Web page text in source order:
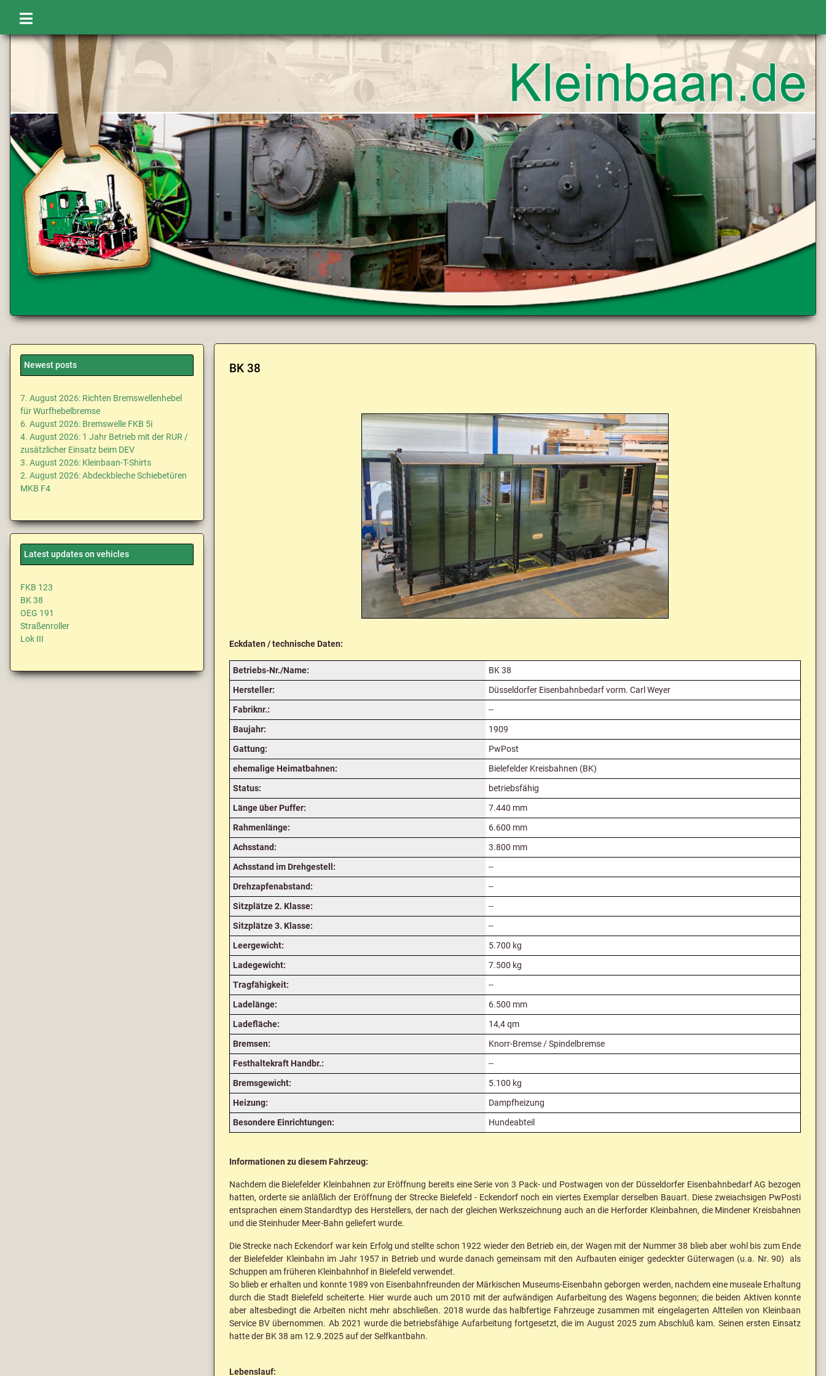
Newest posts
7. August 2026: Richten Bremswellenhebel
für Wurfhebelbremse
6. August 2026: Bremswelle FKB 5i
4. August 2026: 1 Jahr Betrieb mit der RUR /
zusätzlicher Einsatz beim DEV
3. August 2026: Kleinbaan-T-Shirts
2. August 2026: Abdeckbleche Schiebetüren
MKB F4
Latest updates on vehicles
FKB 123
BK 38
OEG 191
Straßenroller
Lok III
BK 38
Eckdaten / technische Daten:
Betriebs-Nr./Name:
BK 38
Hersteller:
Düsseldorfer Eisenbahnbedarf vorm. Carl Weyer
Fabriknr.:
--
Baujahr:
1909
Gattung:
PwPost
ehemalige Heimatbahnen:
Bielefelder Kreisbahnen (BK)
Status:
betriebsfähig
Länge über Puffer:
7.440 mm
Rahmenlänge:
6.600 mm
Achsstand:
3.800 mm
Achsstand im Drehgestell:
--
Drehzapfenabstand:
--
Sitzplätze 2. Klasse:
--
Sitzplätze 3. Klasse:
--
Leergewicht:
5.700 kg
Ladegewicht:
7.500 kg
Tragfähigkeit:
--
Ladelänge:
6.500 mm
Ladefläche:
14,4 qm
Bremsen:
Knorr-Bremse / Spindelbremse
Festhaltekraft Handbr.:
--
Bremsgewicht:
5.100 kg
Heizung:
Dampfheizung
Besondere Einrichtungen:
Hundeabteil
Informationen zu diesem Fahrzeug:
Nachdem die Bielefelder Kleinbahnen zur Eröffnung bereits eine Serie von 3 Pack- und Postwagen von der Düsseldorfer Eisenbahnbedarf AG bezogen
hatten, orderte sie anläßlich der Eröffnung der Strecke Bielefeld - Eckendorf noch ein viertes Exemplar derselben Bauart. Diese zweiachsigen PwPosti
entsprachen einem Standardtyp des Herstellers, der nach der gleichen Werkszeichnung auch an die Herforder Kleinbahnen, die Mindener Kreisbahnen
und die Steinhuder Meer-Bahn geliefert wurde.
Die Strecke nach Eckendorf war kein Erfolg und stellte schon 1922 wieder den Betrieb ein, der Wagen mit der Nummer 38 blieb aber wohl bis zum Ende
der Bielefelder Kleinbahn im Jahr 1957 in Betrieb und wurde danach gemeinsam mit den Aufbauten einiger gedeckter Güterwagen (u.a. Nr. 90) als
Schuppen am früheren Kleinbahnhof in Bielefeld verwendet.
So blieb er erhalten und konnte 1989 von Eisenbahnfreunden der Märkischen Museums-Eisenbahn geborgen werden, nachdem eine museale Erhaltung
durch die Stadt Bielefeld scheiterte. Hier wurde auch um 2010 mit der aufwändigen Aufarbeitung des Wagens begonnen; die beiden Aktiven konnte
aber altesbedingt die Arbeiten nicht mehr abschließen. 2018 wurde das halbfertige Fahrzeuge zusammen mit eingelagerten Altteilen von Kleinbaan
Service BV übernommen. Ab 2021 wurde die betriebsfähige Aufarbeitung fortgesetzt, die im August 2025 zum Abschluß kam. Seinen ersten Einsatz
hatte der BK 38 am 12.9.2025 auf der Selfkantbahn.
Lebenslauf: